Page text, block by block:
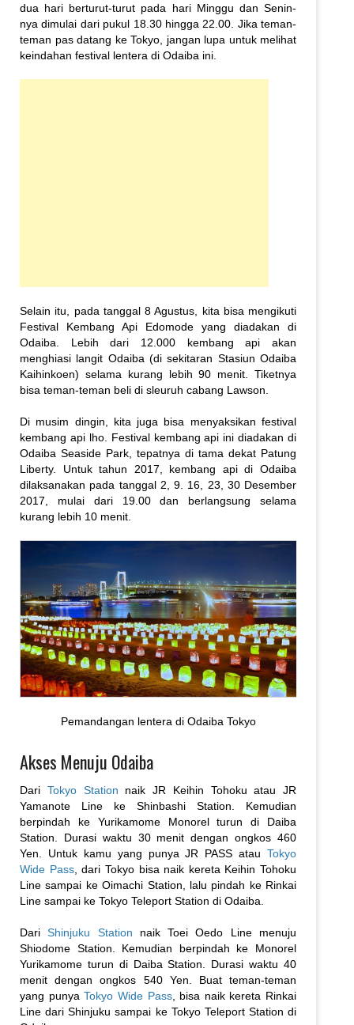
dua hari berturut-turut pada hari Minggu dan Senin-
nya dimulai dari pukul 18.30 hingga 22.00. Jika teman-
teman pas datang ke Tokyo, jangan lupa untuk melihat
keindahan festival lentera di Odaiba ini.
Selain itu, pada tanggal 8 Agustus, kita bisa mengikuti
Festival Kembang Api Edomode yang diadakan di
Odaiba. Lebih dari 12.000 kembang api akan
menghiasi langit Odaiba (di sekitaran Stasiun Odaiba
Kaihinkoen) selama kurang lebih 90 menit. Tiketnya
bisa teman-teman beli di sleuruh cabang Lawson.
Di musim dingin, kita juga bisa menyaksikan festival
kembang api lho. Festival kembang api ini diadakan di
Odaiba Seaside Park, tepatnya di tama dekat Patung
Liberty. Untuk tahun 2017, kembang api di Odaiba
dilaksanakan pada tanggal 2, 9. 16, 23, 30 Desember
2017, mulai dari 19.00 dan berlangsung selama
kurang lebih 10 menit.
Pemandangan lentera di Odaiba Tokyo
Akses Menuju Odaiba
Dari Tokyo Station naik JR Keihin Tohoku atau JR
Yamanote Line ke Shinbashi Station. Kemudian
berpindah ke Yurikamome Monorel turun di Daiba
Station. Durasi waktu 30 menit dengan ongkos 460
Yen. Untuk kamu yang punya JR PASS atau Tokyo
Wide Pass, dari Tokyo bisa naik kereta Keihin Tohoku
Line sampai ke Oimachi Station, lalu pindah ke Rinkai
Line sampai ke Tokyo Teleport Station di Odaiba.
DariShinjuku Station naik Toei Oedo Line menuju
Shiodome Station. Kemudian berpindah ke Monorel
Yurikamome turun di Daiba Station. Durasi waktu 40
menit dengan ongkos 540 Yen. Buat teman-teman
yang punyaTokyo Wide Pass, bisa naik kereta Rinkai
Line dari Shinjuku sampai ke Tokyo Teleport Station di